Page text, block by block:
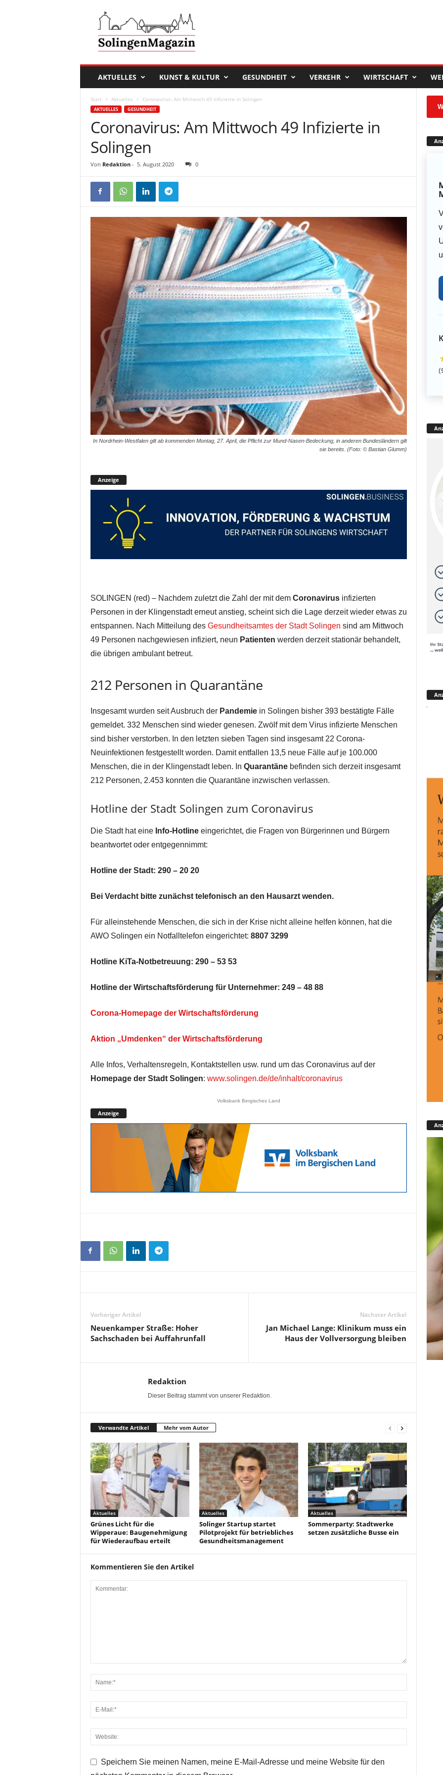
i
AKTUELLES KUNST & KULTUR GESUNDHEIT VERKEHR WIRTSCHAFT
Start Aktuelles Coronavirus: Am Mittwoch 49 Infizierte in Solingen
AKTUELLES GESUNDHEIT
Coronavirus: Am Mittwoch 49 Infizierte in
Solingen
Von Redaktion- 5. August 2020 0
In Nordrhein-Westfalen gilt ab kommenden Montag, 27. April, die Pflicht zur Mund-Nasen-Bedeckung, in anderen Bundesländern gilt
sie bereits. (Foto: © Bastian Glumm)
Anzeige
SOLINGEN (red) – Nachdem zuletzt die Zahl der mit dem Coronavirusinfizierten
Personen in der Klingenstadt erneut anstieg, scheint sich die Lage derzeit wieder etwas zu
entspannen. Nach Mitteilung des Gesundheitsamtes der Stadt Solingen sind am Mittwoch
49 Personen nachgewiesen infiziert, neun Patienten werden derzeit stationär behandelt,
die übrigen ambulant betreut.
212 Personen in Quarantäne
Insgesamt wurden seit Ausbruch der Pandemiein Solingen bisher 393 bestätigte Fälle
gemeldet. 332 Menschen sind wieder genesen. Zwölf mit dem Virus infizierte Menschen
sind bisher verstorben. In den letzten sieben Tagen sind insgesamt 22 Corona-
Neuinfektionen festgestellt worden. Damit entfallen 13,5 neue Fälle auf je 100.000
Menschen, die in der Klingenstadt leben. In Quarantänebefinden sich derzeit insgesamt
212 Personen, 2.453 konnten die Quarantäne inzwischen verlassen.
Hotline der Stadt Solingen zum Coronavirus
Die Stadt hat eine Info-Hotlineeingerichtet, die Fragen von Bürgerinnen und Bürgern
beantwortet oder entgegennimmt:
Hotline der Stadt: 290 – 20 20
Bei Verdacht bitte zunächst telefonisch an den Hausarzt wenden.
Für alleinstehende Menschen, die sich in der Krise nicht alleine helfen können, hat die
AWO Solingen ein Notfalltelefon eingerichtet: 8807 3299
Hotline KiTa-Notbetreuung: 290 – 53 53
Hotline der Wirtschaftsförderung für Unternehmer: 249 – 48 88
Corona-Homepage der Wirtschaftsförderung
Aktion „Umdenken“ der Wirtschaftsförderung
Alle Infos, Verhaltensregeln, Kontaktstellen usw. rund um das Coronavirus auf der
Homepage der Stadt Solingen: www.solingen.de/de/inhalt/coronavirus
Volksbank Bergisches Land
Anzeige
Vorheriger Artikel
Neuenkamper Straße: Hoher
Sachschaden bei Auffahrunfall
Nächster Artikel
Jan Michael Lange: Klinikum muss ein
Haus der Vollversorgung bleiben
Redaktion
Dieser Beitrag stammt von unserer Redaktion.
Verwandte Artikel Mehr vom Autor
Aktuelles
Grünes Licht für die
Wipperaue: Baugenehmigung
für Wiederaufbau erteilt
Aktuelles
Solinger Startup startet
Pilotprojekt für betriebliches
Gesundheitsmanagement
Aktuelles
Sommerparty: Stadtwerke
setzen zusätzliche Busse ein
Kommentieren Sie den Artikel
Speichern Sie meinen Namen, meine E-Mail-Adresse und meine Website für den